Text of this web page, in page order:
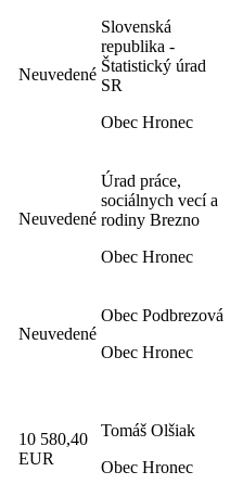
Neuvedené
Slovenská
republika -
Štatistický úrad
SR
Obec Hronec
Neuvedené
Úrad práce,
sociálnych vecí a
rodiny Brezno
Obec Hronec
Neuvedené
Obec Podbrezová
Obec Hronec
10 580,40
EUR
Tomáš Olšiak
Obec Hronec